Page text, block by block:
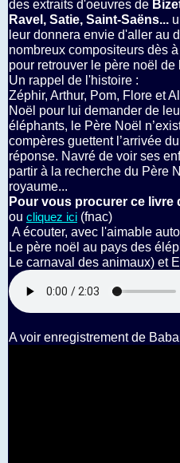
des extraits d'oeuvres de
Ravel, Satie, Saint-Saëns...
leur donnera envie d'aller au
nombreux compositeurs dès
pour retrouver le père noël
Un rappel de l'histoire :
Zéphir, Arthur, Pom, Flore et
Noël pour lui demander de
éléphants, le Père Noël
compères guettent l’arrivée
réponse. Navré de voir ses
partir à la recherche du Père
royaume...
Pour vous procurer ce livre
ou cliquez ici (fnac)
A écouter, avec l'aimable
Le père noël au pays des
Le carnaval des animaux) et
A voir enregistrement de